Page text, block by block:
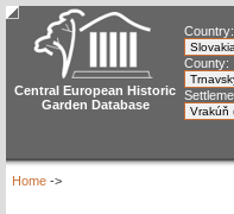
Central European Historic
Garden Database
Country:
County:
Home ->